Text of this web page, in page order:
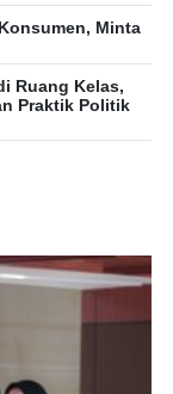
Minta
Ruang Kelas,
Praktik Politik